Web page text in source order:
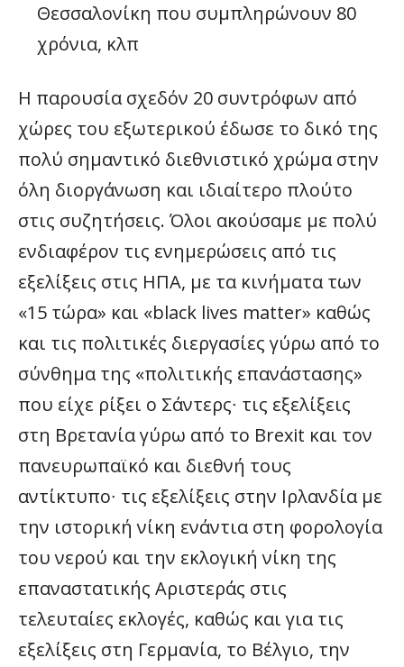
Θεσσαλονίκη που συμπληρώνουν 80
χρόνια, κλπ
Η παρουσία σχεδόν 20 συντρόφων από
χώρες του εξωτερικού έδωσε το δικό της
πολύ σημαντικό διεθνιστικό χρώμα στην
όλη διοργάνωση και ιδιαίτερο πλούτο
στις συζητήσεις. Όλοι ακούσαμε με πολύ
ενδιαφέρον τις ενημερώσεις από τις
εξελίξεις στις ΗΠΑ, με τα κινήματα των
«15 τώρα» και «black lives matter» καθώς
και τις πολιτικές διεργασίες γύρω από το
σύνθημα της «πολιτικής επανάστασης»
που είχε ρίξει ο Σάντερς∙ τις εξελίξεις
στη Βρετανία γύρω από το Brexit και τον
πανευρωπαϊκό και διεθνή τους
αντίκτυπο∙ τις εξελίξεις στην Ιρλανδία με
την ιστορική νίκη ενάντια στη φορολογία
του νερού και την εκλογική νίκη της
επαναστατικής Αριστεράς στις
τελευταίες εκλογές, καθώς και για τις
εξελίξεις στη Γερμανία, το Βέλγιο, την